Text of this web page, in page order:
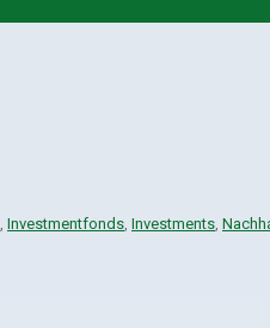
Investmentfonds Investments